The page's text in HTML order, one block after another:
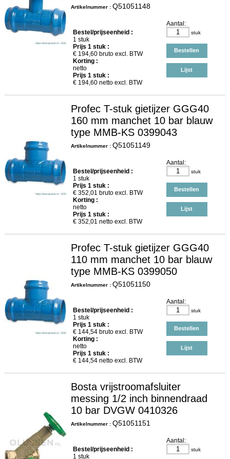
Artikelnummer : Q51051148
Bestel/prijseenheid :
1 stuk
Prijs 1stuk :
€ 194,60bruto excl. BTW
Korting :
netto
Prijs 1stuk :
€ 194,60netto excl. BTW
Aantal:
stuk
Bestellen
Lijst
Profec T-stuk gietijzer GGG40
160 mm manchet 10 bar blauw
type MMB-KS 0399043
Artikelnummer : Q51051149
Bestel/prijseenheid :
1 stuk
Prijs 1stuk :
€ 352,01 bruto excl. BTW
Korting :
netto
Prijs 1stuk :
€ 352,01 netto excl. BTW
Aantal:
stuk
Bestellen
Lijst
Profec T-stuk gietijzer GGG40
110 mm manchet 10 bar blauw
type MMB-KS 0399050
Artikelnummer : Q51051150
Bestel/prijseenheid :
1 stuk
Prijs 1stuk :
€ 144,54bruto excl. BTW
Korting :
netto
Prijs 1stuk :
€ 144,54netto excl. BTW
Aantal:
stuk
Bestellen
Lijst
Bosta vrijstroomafsluiter
messing 1/2 inch binnendraad
10 bar DVGW 0410326
Artikelnummer : Q51051151
Bestel/prijseenheid :
1 stuk
Aantal:
stuk